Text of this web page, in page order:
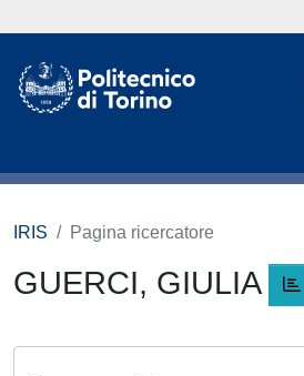
IRIS Pagina ricercatore
GUERCI, GIULIA